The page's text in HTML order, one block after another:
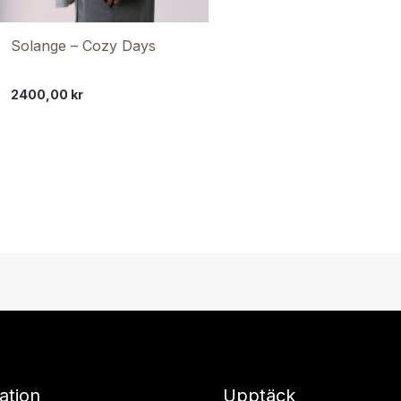
Solange – Cozy Days
2400,00 kr
Upptäck